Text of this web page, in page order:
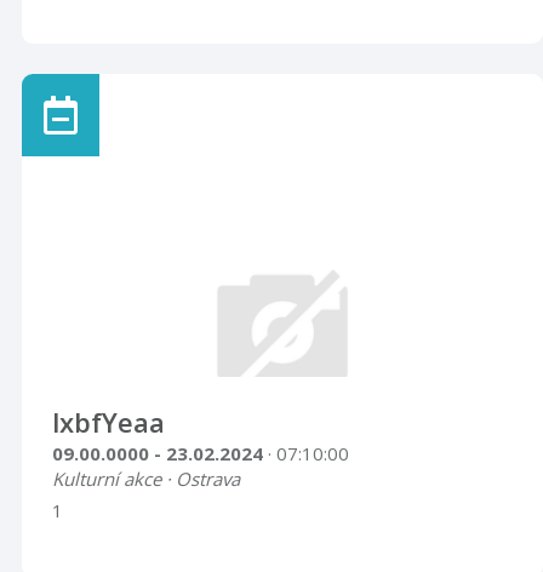
lxbfYeaa
09.00.0000 - 23.02.2024 · 07:10:00
Kulturní akce · Ostrava
1